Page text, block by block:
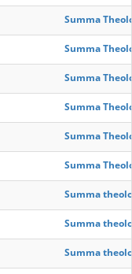
Summa
Summa
Summa
Summa
Summa
Summa
Summa
Summa
Summa